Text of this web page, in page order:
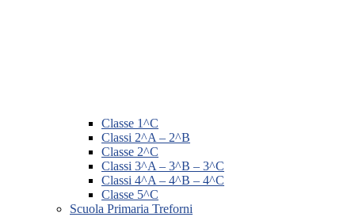
Classe 1^C
Classi 2^A – 2^B
Classe 2^C
Classi 3^A – 3^B – 3^C
Classi 4^A – 4^B – 4^C
Classe 5^C
Scuola Primaria Treforni